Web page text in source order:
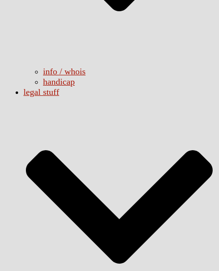
info / whois
handicap
legal stuff